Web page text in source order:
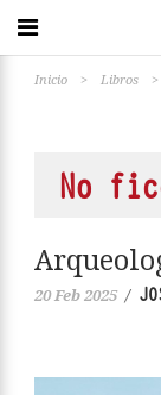
Inicio > Libros >
No
20 Feb 2025 /